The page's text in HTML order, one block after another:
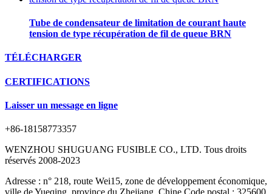
Tube de condensateur de limitation de courant haute
tension de type récupération de fil de queue BRN
TÉLÉCHARGER
CERTIFICATIONS
Laisser un message en ligne
+86-18158773357
WENZHOU SHUGUANG FUSIBLE CO., LTD. Tous droits
réservés 2008-2023
Adresse : n° 218, route Wei15, zone de développement économique,